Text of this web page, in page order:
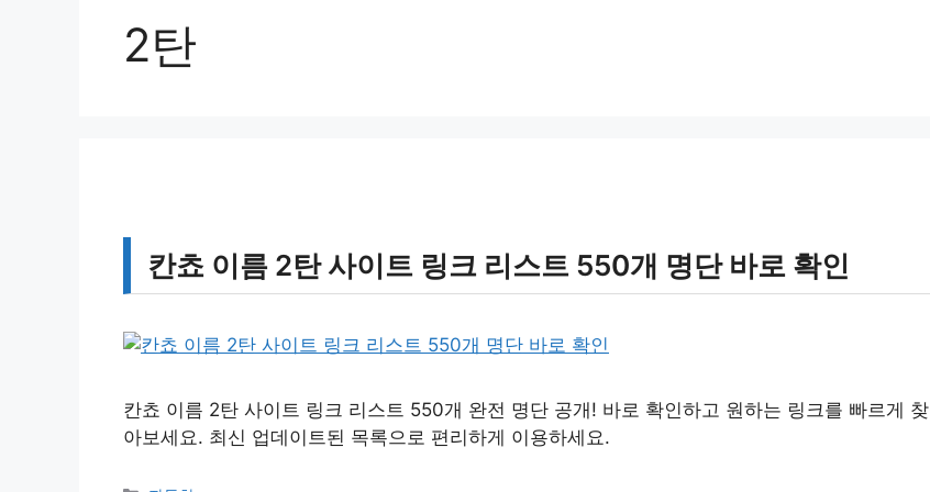
2탄
칸쵸 이름 2탄 사이트 링크 리스트 550개 명단 바로 확인
칸쵸 이름 2탄 사이트 링크 리스트 550개 완전 명단 공개! 바로 확인하고 원하는 링크를 빠르게 찾
아보세요. 최신 업데이트된 목록으로 편리하게 이용하세요.